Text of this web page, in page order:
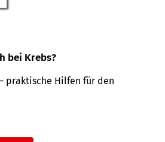
bei Krebs?
praktische Hilfen für den